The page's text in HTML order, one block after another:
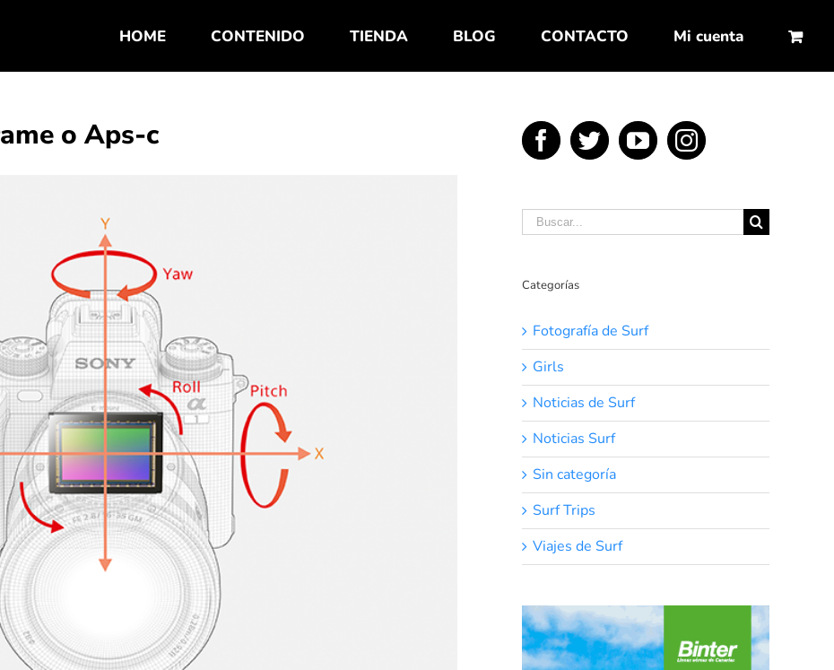
HOME CONTENIDO TIENDA BLOG CONTACTO Mi cuenta
o Aps-c
Buscar:
Categorías
Fotografía de Surf
Girls
Noticias de Surf
Noticias Surf
Sin categoría
Surf Trips
Viajes de Surf